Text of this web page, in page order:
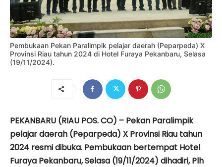
Pembukaan Pekan Paralimpik pelajar daerah (Peparpeda) X
Provinsi Riau tahun 2024 di Hotel Furaya Pekanbaru, Selasa
(19/11/2024).
PEKANBARU (RIAU POS. CO) – Pekan Paralimpik
pelajar daerah (Peparpeda) X Provinsi Riau tahun
2024 resmi dibuka. Pembukaan bertempat Hotel
Furaya Pekanbaru, Selasa (19/11/2024) dihadiri, Plh